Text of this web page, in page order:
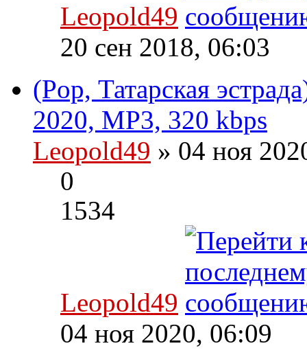
Leopold49
20 сен 2018, 06:03
(Pop, Татарская
2020, MP3, 320 kbps
Leopold49 » 04 ноя
0
1534
Leopold49
04 ноя 2020, 06:09